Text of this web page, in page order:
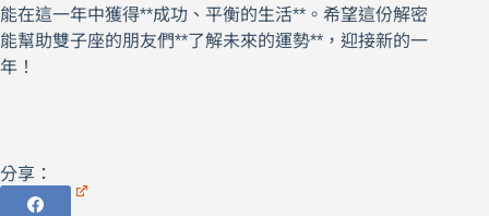
能在這一年中獲得**成功、平衡的生活**。希望這份解密
能幫助雙子座的朋友們**了解未來的運勢**，迎接新的一
年！
分享：